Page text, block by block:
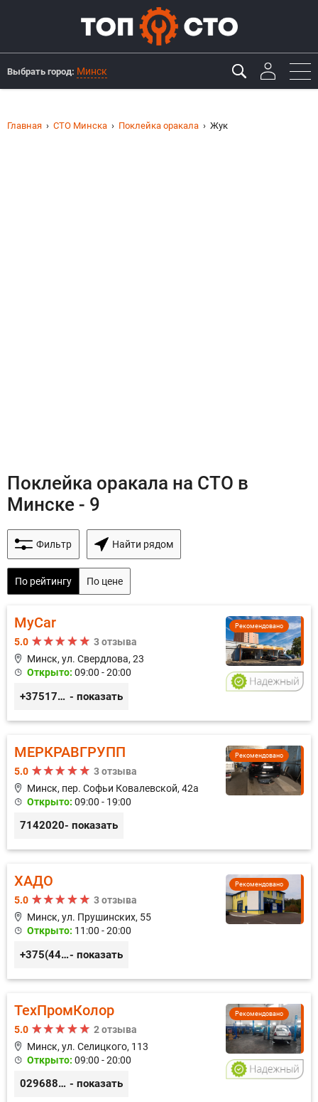
Выбрать город: Минск
Главная СТО Минска Поклейка оракала Жук
Поклейка оракала на СТО в
Минске - 9
Фильтр Найти рядом
По рейтингу По цене
Рекомендовано
MyCar
5.0
3 отзыва
Минск, ул. Свердлова, 23
Открыто: 09:00 - 20:00
+375173212443 - показать
Рекомендовано
МЕРКРАВГРУПП
5.0
3 отзыва
Минск, пер. Софьи Ковалевской, 42а
Открыто: 09:00 - 19:00
7142020- показать
Рекомендовано
ХАДО
5.0
3 отзыва
Минск, ул. Прушинских, 55
Открыто: 11:00 - 20:00
+375(44) 559-27-77- показать
Рекомендовано
ТехПромКолор
5.0
2 отзыва
Минск, ул. Селицкого, 113
Открыто: 09:00 - 20:00
0296889898 - показать